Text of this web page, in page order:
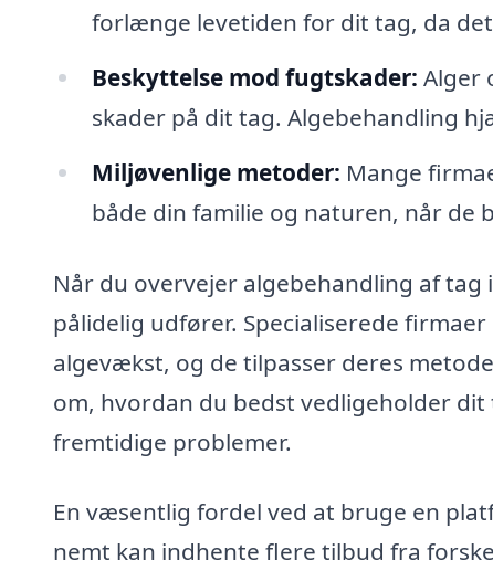
forlænge levetiden for dit tag, da
Beskyttelse mod fugtskader: Alger
skader på dit tag. Algebehandling
Miljøvenlige metoder: Mange
både din familie og naturen, når de
Når du overvejer algebehandling af
pålidelig udfører. Specialiserede
algevækst, og de tilpasser deres
om, hvordan du bedst vedligeholder
fremtidige problemer.
En væsentlig fordel ved at bruge en
nemt kan indhente flere tilbud fra